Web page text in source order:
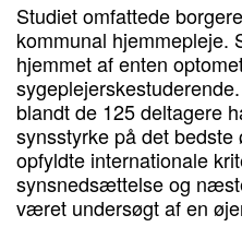
Studiet omfattede
kommunal hjemmepleje.
hjemmet af enten
blandt de 125 deltagere
synsstyrke på det
opfyldte internationale
synsnedsættelse og
været undersøgt af en